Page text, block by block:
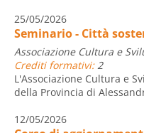
25/05/2026
Seminario - Città
Associazione Cultura e
Crediti formativi:2
L'Associazione Cultura e
della Provincia di
12/05/2026